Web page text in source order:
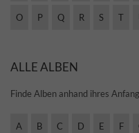
O P Q R S T
ALLE ALBEN
Finde Alben anhand ihres
A B C D E F